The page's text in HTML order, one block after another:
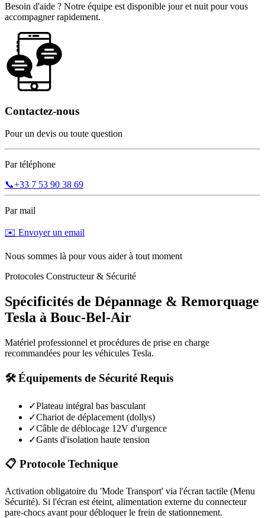
Besoin d'aide ? Notre équipe est disponible jour et nuit pour vous
accompagner rapidement.
Contactez-nous
Pour un devis ou toute question
Par téléphone
📞+33 7 53 90 38 69
Par mail
✉️ Envoyer un email
Nous sommes là pour vous aider à tout moment
Protocoles Constructeur & Sécurité
Spécificités de Dépannage & Remorquage
Tesla à Bouc-Bel-Air
Matériel professionnel et procédures de prise en charge
recommandées pour les véhicules Tesla.
🛠️ Équipements de Sécurité Requis
✓Plateau intégral bas basculant
✓Chariot de déplacement (dollys)
✓Câble de déblocage 12V d'urgence
✓Gants d'isolation haute tension
📋 Protocole Technique
Activation obligatoire du 'Mode Transport' via l'écran tactile (Menu
Sécurité). Si l'écran est éteint, alimentation externe du connecteur
pare-chocs avant pour débloquer le frein de stationnement.